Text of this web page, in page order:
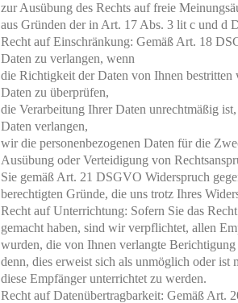
zur Ausübung des Rechts auf freie
aus Gründen der in Art. 17 Abs. 3 lit c und d
Recht auf Einschränkung: Gemäß Art. 18
Daten zu verlangen, wenn
die Richtigkeit der Daten von Ihnen
Daten zu überprüfen,
die Verarbeitung Ihrer Daten unrechtmäßig
Daten verlangen,
wir die personenbezogenen Daten für die
Ausübung oder Verteidigung von
Sie gemäß Art. 21 DSGVO Widerspruch
berechtigten Gründe, die uns trotz Ihres
Recht auf Unterrichtung: Sofern Sie das
gemacht haben, sind wir verpflichtet, allen
wurden, die von Ihnen verlangte
denn, dies erweist sich als unmöglich oder
diese Empfänger unterrichtet zu werden.
Recht auf Datenübertragbarkeit: Gemäß Art.